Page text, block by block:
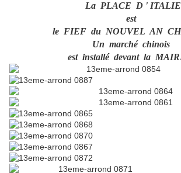
La PLACE D ' ITALIE
est
le FIEF du NOUVEL AN
Un marché chinois
est installé devant la